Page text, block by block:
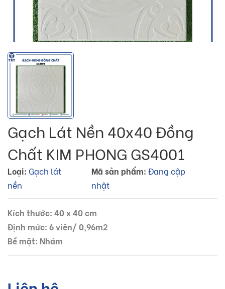
Gạch Lát Nền 40x40 Đồng
Chất KIM PHONG GS4001
Loại: Gạch lát
nền
Mã sản phẩm: Đang cập
nhật
Kích thước: 40 x 40 cm
Định mức: 6 viên/ 0,96m2
Bề mặt: Nhám